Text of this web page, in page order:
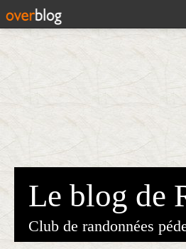
Le blog de
Club de randonnées